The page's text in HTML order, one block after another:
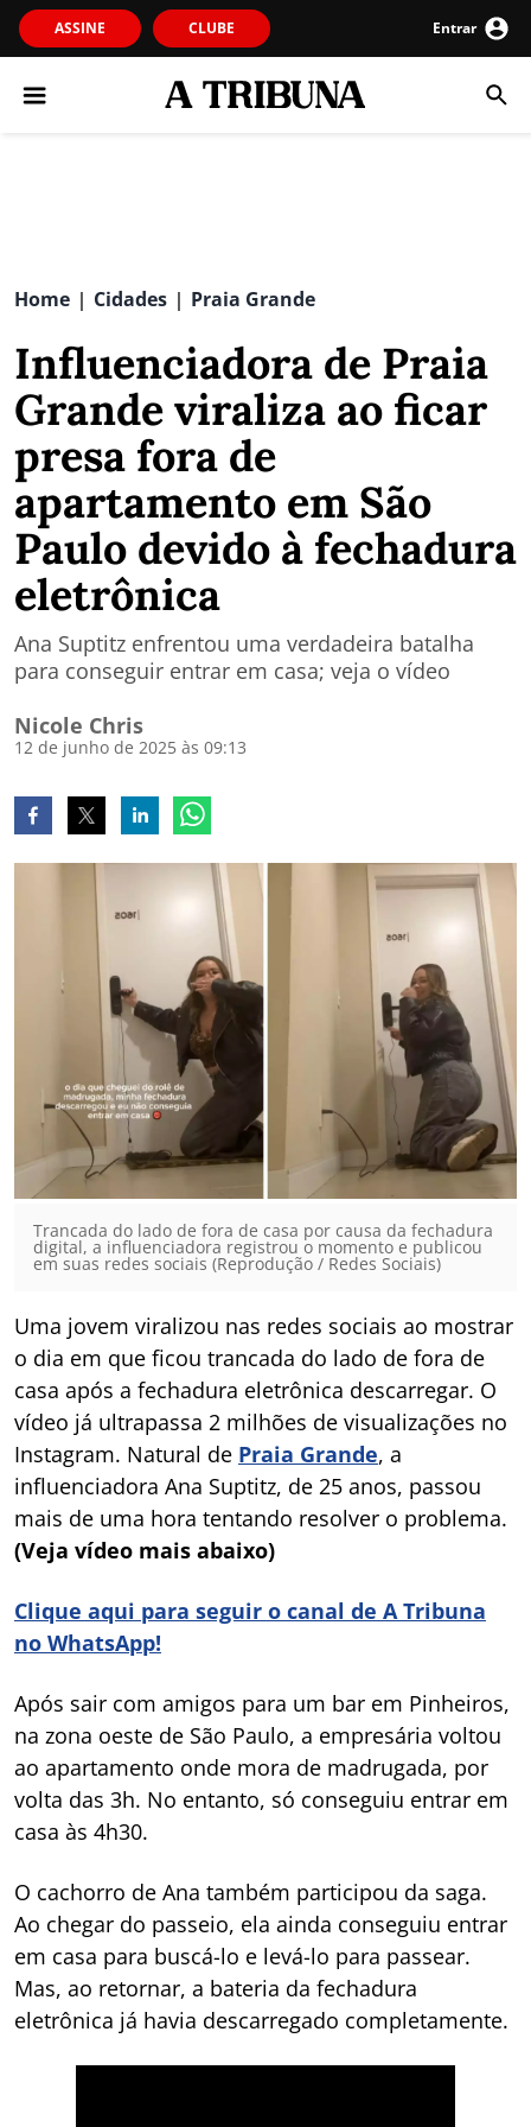
ASSINE CLUBE Entrar
Home | Cidades | Praia Grande
Influenciadora de Praia
Grande viraliza ao ficar
presa fora de
apartamento em São
Paulo devido à fechadura
eletrônica
Ana Suptitz enfrentou uma verdadeira batalha
para conseguir entrar em casa; veja o vídeo
Nicole Chris
12 de junho de 2025 às 09:13
Trancada do lado de fora de casa por causa da fechadura
digital, a influenciadora registrou o momento e publicou
em suas redes sociais (Reprodução / Redes Sociais)
Uma jovem viralizou nas redes sociais ao mostrar
o dia em que ficou trancada do lado de fora de
casa após a fechadura eletrônica descarregar. O
vídeo já ultrapassa 2 milhões de visualizações no
Instagram. Natural de Praia Grande, a
influenciadora Ana Suptitz, de 25 anos, passou
mais de uma hora tentando resolver o problema.
(Veja vídeo mais abaixo)
Clique aqui para seguir o canal de A Tribuna
no WhatsApp!
Após sair com amigos para um bar em Pinheiros,
na zona oeste de São Paulo, a empresária voltou
ao apartamento onde mora de madrugada, por
volta das 3h. No entanto, só conseguiu entrar em
casa às 4h30.
O cachorro de Ana também participou da saga.
Ao chegar do passeio, ela ainda conseguiu entrar
em casa para buscá-lo e levá-lo para passear.
Mas, ao retornar, a bateria da fechadura
eletrônica já havia descarregado completamente.